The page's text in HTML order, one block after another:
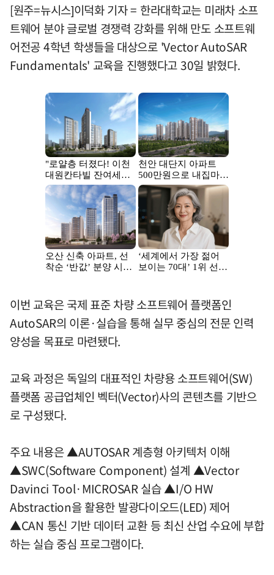
[원주=뉴시스]이덕화 기자 = 한라대학교는 미래차 소프
트웨어 분야 글로벌 경쟁력 강화를 위해 만도 소프트웨
어전공 4학년 학생들을 대상으로 'Vector AutoSAR
Fundamentals' 교육을 진행했다고 30일 밝혔다.
이번 교육은 국제 표준 차량 소프트웨어 플랫폼인
AutoSAR의 이론·실습을 통해 실무 중심의 전문 인력
양성을 목표로 마련됐다.
교육 과정은 독일의 대표적인 차량용 소프트웨어(SW)
플랫폼 공급업체인 벡터(Vector)사의 콘텐츠를 기반으
로 구성됐다.
주요 내용은 ▲AUTOSAR 계층형 아키텍처 이해
▲SWC(Software Component) 설계 ▲Vector
Davinci Tool·MICROSAR 실습 ▲I/O HW
Abstraction을 활용한 발광다이오드(LED) 제어
▲CAN 통신 기반 데이터 교환 등 최신 산업 수요에 부합
하는 실습 중심 프로그램이다.